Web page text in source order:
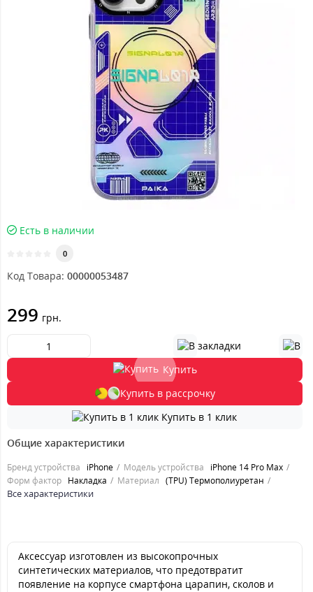
Есть в наличии
0
Код Товара: 00000053487
299 грн.
Купить
Купить в рассрочку
Купить в 1 клик
Общие характеристики
Бренд устройства iPhone Модель устройства
iPhone 14 Pro Max
Форм фактор Накладка Материал (TPU) Термополиуретан
Все характеристики
Аксессуар изготовлен из высокопрочных
синтетических материалов, что предотвратит
появление на корпусе смартфона царапин, сколов и